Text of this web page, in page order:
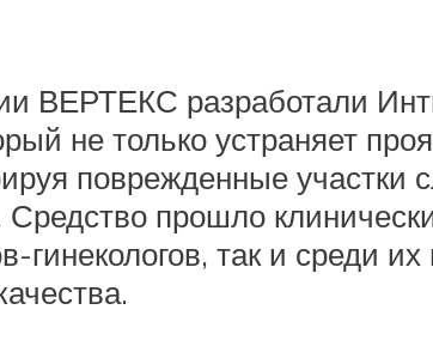
ВЕРТЕКС разработали
не только устраняет
поврежденные участки
прошло
так и среди